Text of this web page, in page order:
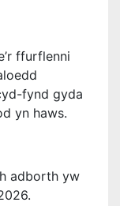
ffurflenni
fynd gyda
yn haws.
adborth yw